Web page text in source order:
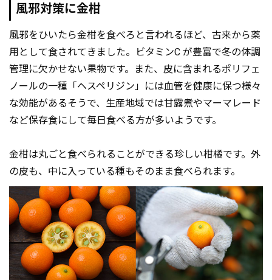
風邪対策に金柑
風邪をひいたら金柑を食べろと言われるほど、古来から薬
用として食されてきました。ビタミンC が豊富で冬の体調
管理に欠かせない果物です。また、皮に含まれるポリフェ
ノールの一種「ヘスペリジン」には血管を健康に保つ様々
な効能があるそうで、生産地域では甘露煮やマーマレード
など保存食にして毎日食べる方が多いようです。
金柑は丸ごと食べられることができる珍しい柑橘です。外
の皮も、中に入っている種もそのまま食べられます。